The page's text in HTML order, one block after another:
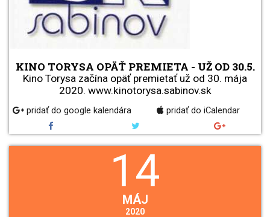
KINO TORYSA OPÄŤ PREMIETA - UŽ OD 30.5.
Kino Torysa začína opäť premietať už od 30. mája
2020. www.kinotorysa.sabinov.sk
pridať do google kalendára pridať do iCalendar
14
MÁJ
2020